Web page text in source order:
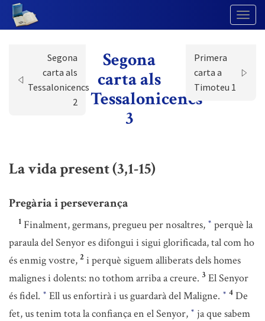
Segona
carta als
Tessalonicencs
2
Segona
carta als
Tessalonicencs
3
Primera
carta a
Timoteu 1
La vida present (3,1-15)
Pregària i perseverança
1 Finalment, germans, pregueu per nosaltres, * perquè la
paraula del Senyor es difongui i sigui glorificada, tal com ho
és enmig vostre, 2 i perquè siguem alliberats dels homes
malignes i dolents: no tothom arriba a creure. 3 El Senyor
és fidel. * Ell us enfortirà i us guardarà del Maligne. * 4 De
fet, us tenim tota la confiança en el Senyor, * ja que sabem